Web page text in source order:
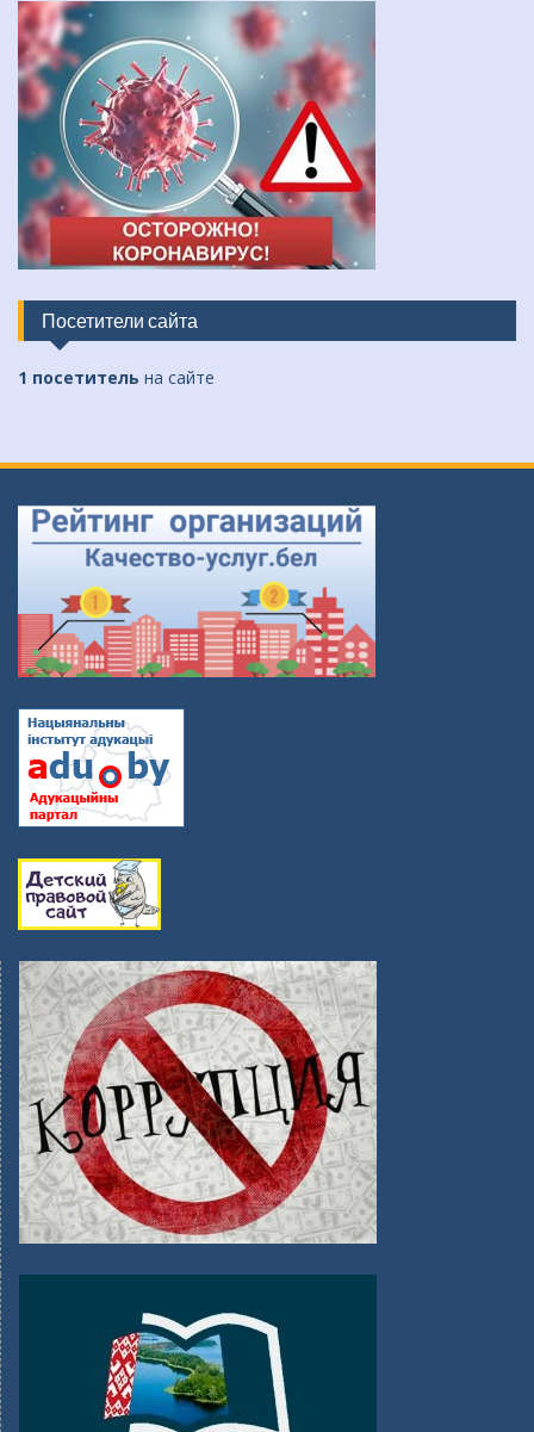
Посетители сайта
1 посетитель на сайте